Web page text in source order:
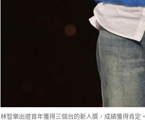
林智樂出道首年獲得三個台的新人獎，成績獲得肯定